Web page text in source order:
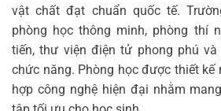
vật chất đạt chuẩn quốc tế.
phòng học thông minh, phòng thí
tiến, thư viện điện tử phong phú
chức năng. Phòng học được thiết kế
hợp công nghệ hiện đại nhằm